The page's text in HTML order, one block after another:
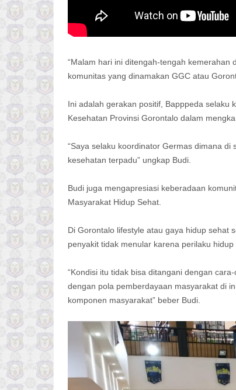
“Malam hari ini ditengah-tengah kemerahan
komunitas yang dinamakan GGC atau
Ini adalah gerakan positif, Bapppeda selaku
Kesehatan Provinsi Gorontalo dalam
“Saya selaku koordinator Germas dimana
kesehatan terpadu” ungkap Budi.
Budi juga mengapresiasi keberadaan
Masyarakat Hidup Sehat.
Di Gorontalo lifestyle atau gaya hidup sehat
penyakit tidak menular karena perilaku hidup
“Kondisi itu tidak bisa ditangani dengan
dengan pola pemberdayaan masyarakat di
komponen masyarakat” beber Budi.